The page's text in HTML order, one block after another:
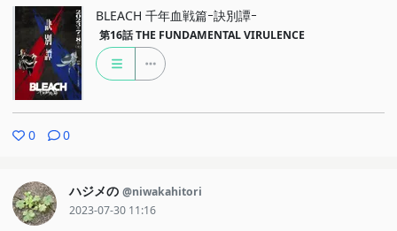
BLEACH 千年血戦篇ｰ訣別譚ｰ
第16話 THE FUNDAMENTAL VIRULENCE
0 0
ハジメの @niwakahitori
2023-07-30 11:16